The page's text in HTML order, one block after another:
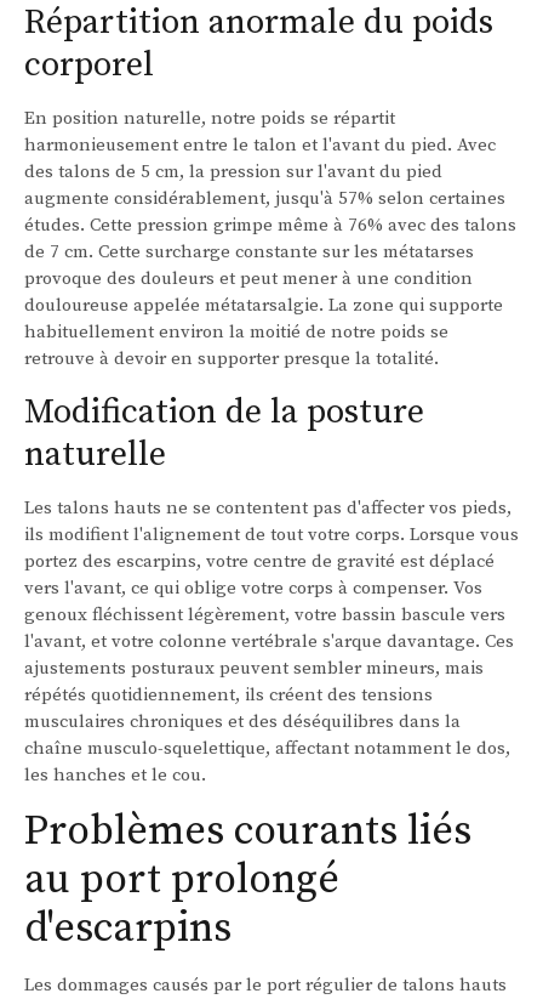
Répartition anormale du poids
corporel
En position naturelle, notre poids se répartit
harmonieusement entre le talon et l'avant du pied. Avec
des talons de 5 cm, la pression sur l'avant du pied
augmente considérablement, jusqu'à 57% selon certaines
études. Cette pression grimpe même à 76% avec des talons
de 7 cm. Cette surcharge constante sur les métatarses
provoque des douleurs et peut mener à une condition
douloureuse appelée métatarsalgie. La zone qui supporte
habituellement environ la moitié de notre poids se
retrouve à devoir en supporter presque la totalité.
Modification de la posture
naturelle
Les talons hauts ne se contentent pas d'affecter vos pieds,
ils modifient l'alignement de tout votre corps. Lorsque vous
portez des escarpins, votre centre de gravité est déplacé
vers l'avant, ce qui oblige votre corps à compenser. Vos
genoux fléchissent légèrement, votre bassin bascule vers
l'avant, et votre colonne vertébrale s'arque davantage. Ces
ajustements posturaux peuvent sembler mineurs, mais
répétés quotidiennement, ils créent des tensions
musculaires chroniques et des déséquilibres dans la
chaîne musculo-squelettique, affectant notamment le dos,
les hanches et le cou.
Problèmes courants liés
au port prolongé
d'escarpins
Les dommages causés par le port régulier de talons hauts